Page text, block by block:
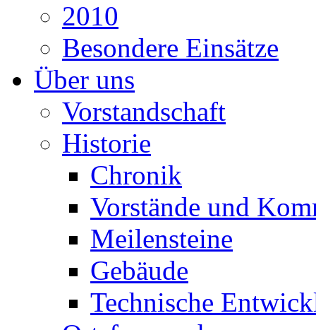
2010
Besondere Einsätze
Über uns
Vorstandschaft
Historie
Chronik
Vorstände und
Meilensteine
Gebäude
Technische